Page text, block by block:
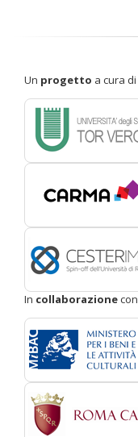
Un progetto a cura di
In collaborazionecon